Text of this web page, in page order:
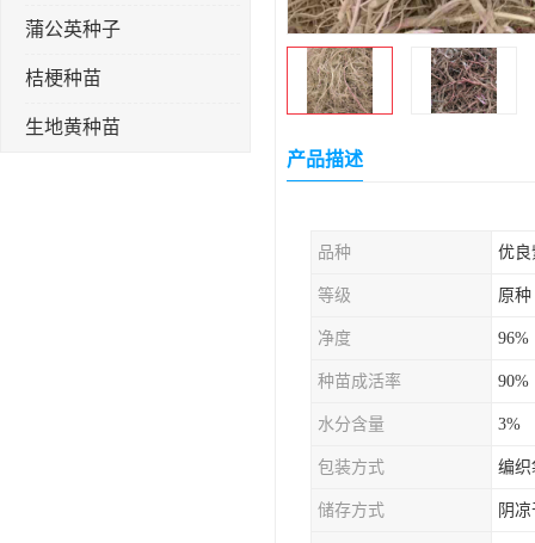
蒲公英种子
桔梗种苗
生地黄种苗
产品描述
品种 优良
等级 原种
净度 96%
种苗成活率 90%
水分含量 3%
包装方式 编织
储存方式 阴